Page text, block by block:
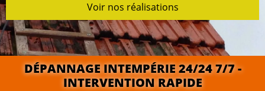
Voir nos réalisations
DÉPANNAGE INTEMPÉRIE 24/24 7/7 -
INTERVENTION RAPIDE